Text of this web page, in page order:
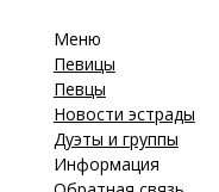
Меню
Певицы
Певцы
Новости эстрады
Дуэты и группы
Информация